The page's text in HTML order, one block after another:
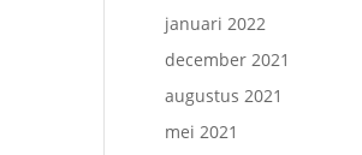
januari 2022
december 2021
augustus 2021
mei 2021